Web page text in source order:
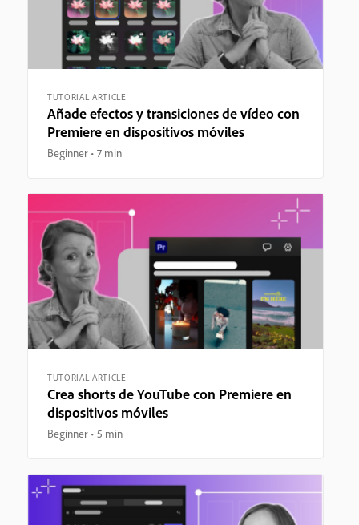
TUTORIAL ARTICLE
Añade efectos y transiciones de vídeo con
Premiere en dispositivos móviles
Beginner 7 min
TUTORIAL ARTICLE
Crea shorts de YouTube con Premiere en
dispositivos móviles
Beginner 5 min